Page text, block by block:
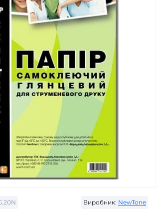
Виробник: NewTone